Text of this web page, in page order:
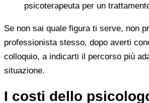
psicoterapeuta per un
Se non sai quale figura ti serve, non
professionista stesso, dopo averti
colloquio, a indicarti il percorso più
situazione.
I costi dello